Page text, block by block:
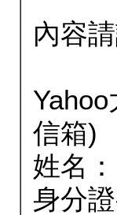
內容
信箱)
姓名：
身分